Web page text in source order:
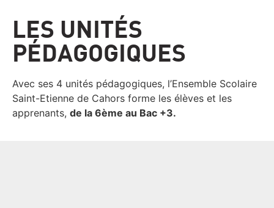
LES UNITÉS
PÉDAGOGIQUES
Avec ses 4 unités pédagogiques, l’Ensemble Scolaire
Saint-Etienne de Cahors forme les élèves et les
apprenants, de la 6ème au Bac +3.